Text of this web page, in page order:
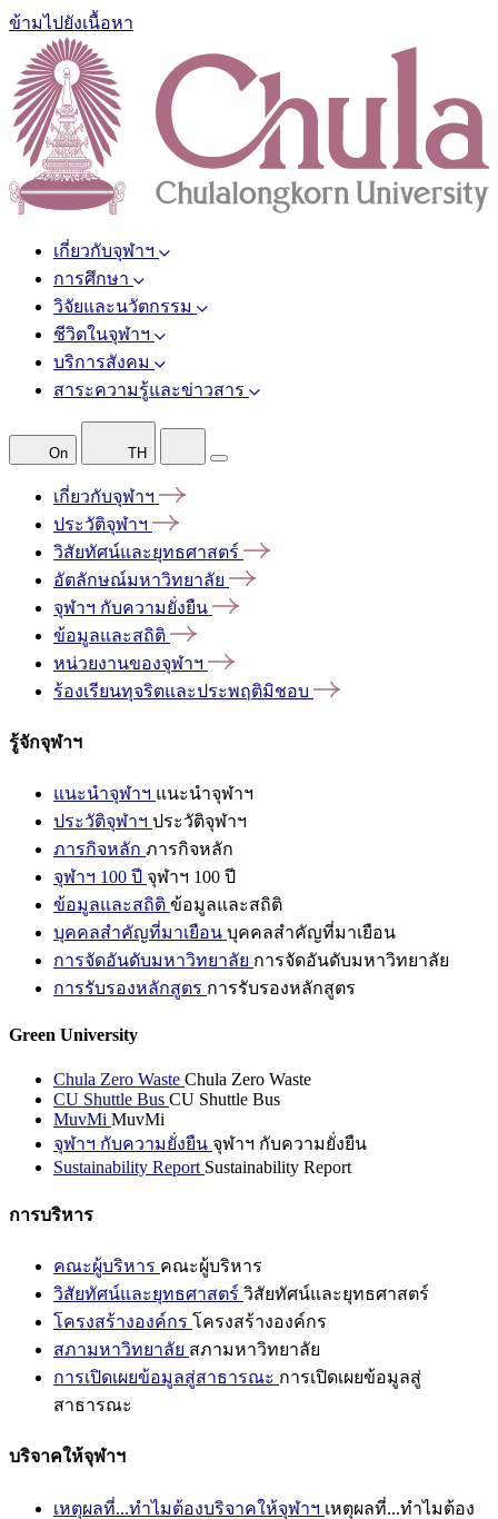
ข้ามไปยังเนื้อหา
เกี่ยวกับจุฬาฯ
การศึกษา
วิจัยและนวัตกรรม
ชีวิตในจุฬาฯ
บริการสังคม
สาระความรู้และข่าวสาร
On TH
เกี่ยวกับจุฬาฯ
ประวัติจุฬาฯ
วิสัยทัศน์และยุทธศาสตร์
อัตลักษณ์มหาวิทยาลัย
จุฬาฯ กับความยั่งยืน
ข้อมูลและสถิติ
หน่วยงานของจุฬาฯ
ร้องเรียนทุจริตและประพฤติมิชอบ
รู้จักจุฬาฯ
แนะนำจุฬาฯ แนะนำจุฬาฯ
ประวัติจุฬาฯ ประวัติจุฬาฯ
ภารกิจหลัก ภารกิจหลัก
จุฬาฯ 100 ปี จุฬาฯ 100 ปี
ข้อมูลและสถิติ ข้อมูลและสถิติ
บุคคลสำคัญที่มาเยือน บุคคลสำคัญที่มาเยือน
การจัดอันดับมหาวิทยาลัย การจัดอันดับมหาวิทยาลัย
การรับรองหลักสูตร การรับรองหลักสูตร
Green University
Chula Zero Waste Chula Zero Waste
CU Shuttle Bus CU Shuttle Bus
MuvMi MuvMi
จุฬาฯ กับความยั่งยืน จุฬาฯ กับความยั่งยืน
Sustainability Report Sustainability Report
การบริหาร
คณะผู้บริหาร คณะผู้บริหาร
วิสัยทัศน์และยุทธศาสตร์ วิสัยทัศน์และยุทธศาสตร์
โครงสร้างองค์กร โครงสร้างองค์กร
สภามหาวิทยาลัย สภามหาวิทยาลัย
การเปิดเผยข้อมูลสู่สาธารณะ การเปิดเผยข้อมูลสู่
สาธารณะ
บริจาคให้จุฬาฯ
เหตุผลที่...ทำไมต้องบริจาคให้จุฬาฯ เหตุผลที่...ทำไมต้อง